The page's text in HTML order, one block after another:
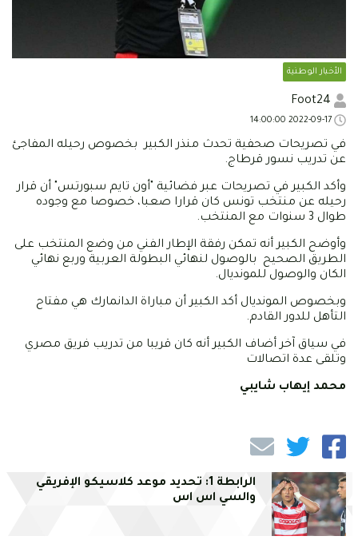
الأخبار الوطنية
في تصريحات صحفية تحدث منذر الكبير بخصوص رحيله المفاجئ
عن تدريب نسور قرطاج.
وأكد الكبير في تصريحات عبر فضائية "أون تايم سبورتس" أن قرار
رحيله عن منتخب تونس كان قرارا صعبا، خصوصا مع وجوده
طوال 3 سنوات مع المنتخب.
وأوضح الكبير أنه تمكن رفقة الإطار الفني من وضع المنتخب على
الطريق الصحيح بالوصول لنهائي البطولة العربية وربع نهائي
الكان والوصول للمونديال.
وبخصوص المونديال أكد الكبير أن مباراة الدانمارك هي مفتاح
التأهل للدور القادم.
في سياق آخر أضاف الكبير أنه كان قريبا من تدريب فريق مصري
وتلقى عدة اتصالات
محمد إيهاب شايبي
الرابطة 1: تحديد موعد كلاسيكو الإفريقي
والسي اس اس